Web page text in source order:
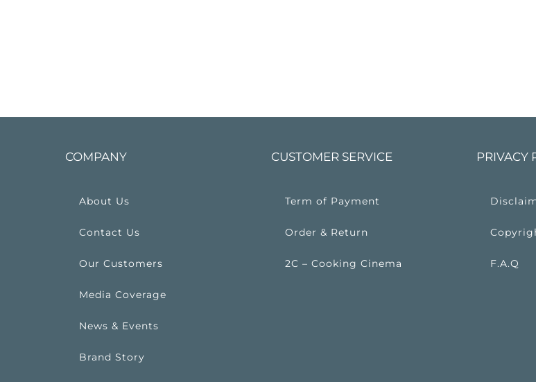
COMPANY
About Us
Contact Us
Our Customers
Media Coverage
News & Events
Brand Story
CUSTOMER SERVICE
Term of Payment
Order & Return
2C – Cooking Cinema
PRIVACY
F.A.Q